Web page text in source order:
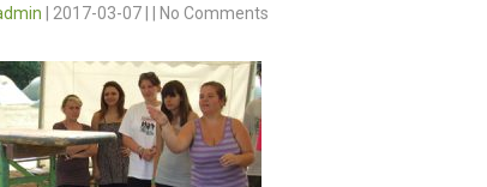
2017-03-07 No Comments